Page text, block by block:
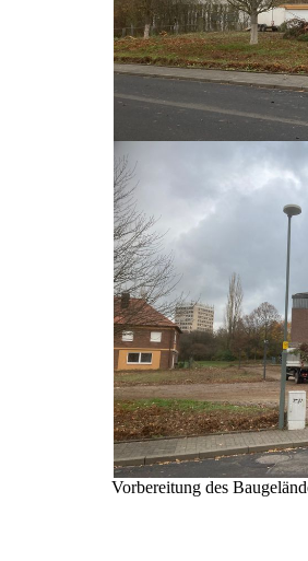
Vorbereitung des